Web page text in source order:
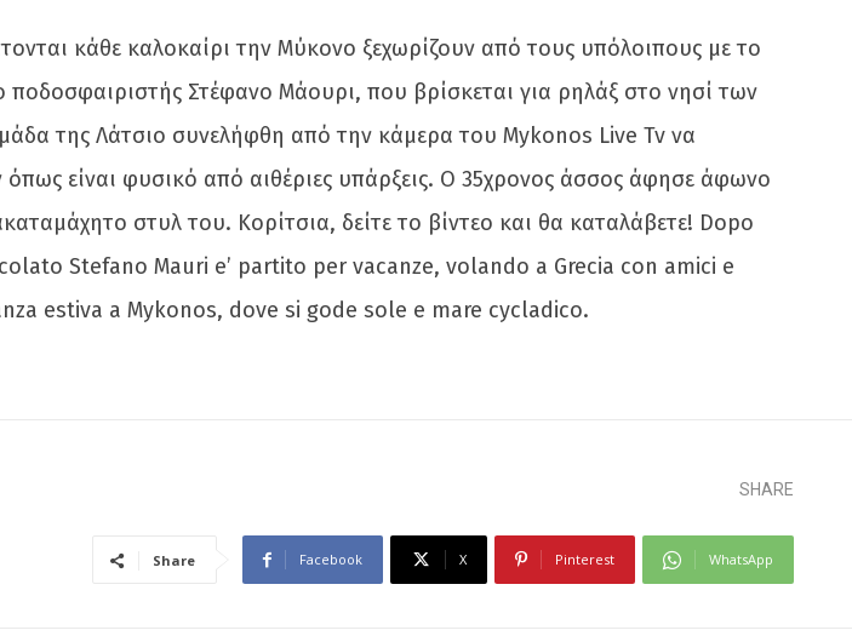
κάθε καλοκαίρι την Μύκονο ξεχωρίζουν από τους υπόλοιπους με το
Στέφανο Μάουρι, που βρίσκεται για ρηλάξ στο νησί των
της Λάτσιο συνελήφθη από την κάμερα του Mykonos Live Tv να
είναι φυσικό από αιθέριες υπάρξεις. Ο 35χρονος άσσος άφησε άφωνο
στυλ του. Κορίτσια, δείτε το βίντεο και θα καταλάβετε! Dopo
Stefano Mauri e’ partito per vacanze, volando a Grecia con amici e
estiva a Mykonos, dove si gode sole e mare cycladico.
SHARE
Share Facebook X Pinterest WhatsApp